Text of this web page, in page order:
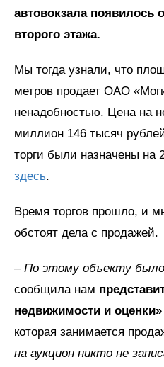
автовокзала появилось
второго этажа.
Мы тогда узнали, что
метров продает ОАО
ненадобностью. Цена на
миллион 146 тысяч
торги были назначены на
здесь.
Время торгов прошло, и
обстоят дела с продажей.
– По этому объекту было
сообщила нам
недвижимости и
которая занимается
на аукцион никто не